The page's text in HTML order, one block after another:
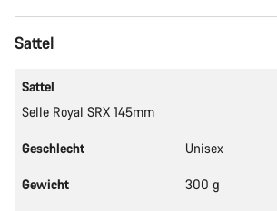
Sattel
Sattel
Selle Royal SRX 145mm
Geschlecht Unisex
Gewicht 300 g
Schließen